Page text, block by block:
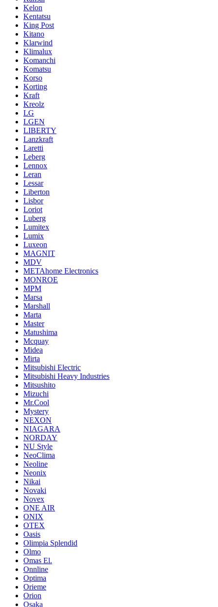
Kelon
Kentatsu
King Post
Kitano
Klarwind
Klimalux
Komanchi
Komatsu
Korso
Korting
Kraft
Kreolz
LG
LGEN
LIBERTY
Lanzkraft
Laretti
Leberg
Lennox
Leran
Lessar
Liberton
Lisbor
Loriot
Luberg
Lumitex
Lumix
Luxeon
MAGNIT
MDV
METAhome Electronics
MONROE
MPM
Marsa
Marshall
Marta
Master
Matushima
Mcquay
Midea
Mirta
Mitsubishi Electric
Mitsubishi Heavy Industries
Mitsushito
Mizuchi
Mr.Cool
Mystery
NEXON
NIAGARA
NORDAY
NU Style
NeoClima
Neoline
Neonix
Nikai
Novaki
Novex
ONE AIR
ONIX
OTEX
Oasis
Olimpia Splendid
Olmo
Omas El.
Onnline
Optima
Orieme
Orion
Osaka